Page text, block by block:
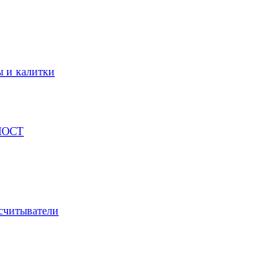
и калитки